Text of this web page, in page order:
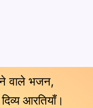
वाले भजन,
आरतियाँ।